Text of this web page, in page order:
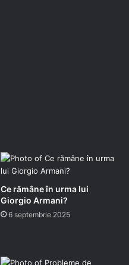
Ce rămâne în urma lui
Giorgio Armani?
6 septembrie 2025